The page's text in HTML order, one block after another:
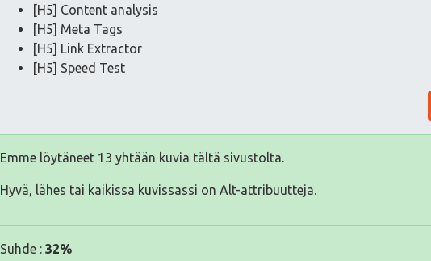
[H5] Content analysis
[H5] Meta Tags
[H5] Link Extractor
[H5] Speed Test
Emme löytäneet 13 yhtään kuvia tältä sivustolta.
Hyvä, lähes tai kaikissa kuvissassi on Alt-attribuutteja.
Suhde : 32%